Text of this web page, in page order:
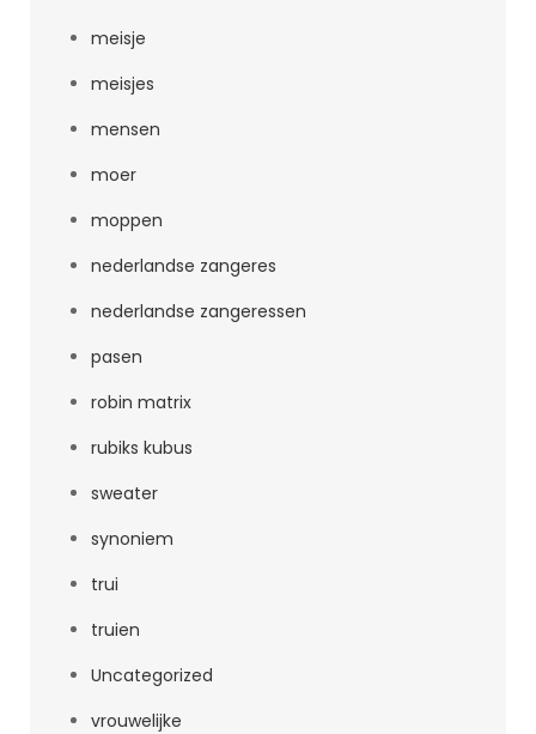
meisje
meisjes
mensen
moer
moppen
nederlandse zangeres
nederlandse zangeressen
pasen
robin matrix
rubiks kubus
sweater
synoniem
trui
truien
Uncategorized
vrouwelijke